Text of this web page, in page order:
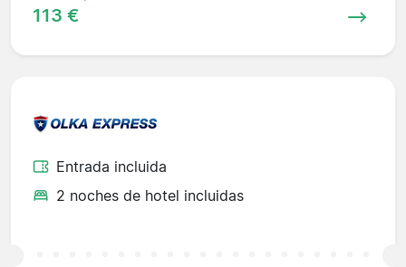
113 €
Entrada incluida
2 noches de hotel incluidas